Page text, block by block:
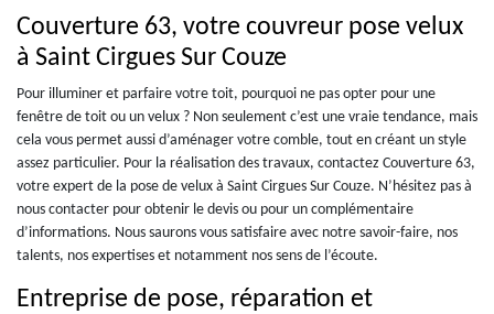
Couverture 63, votre couvreur pose velux
à Saint Cirgues Sur Couze
Pour illuminer et parfaire votre toit, pourquoi ne pas opter pour une
fenêtre de toit ou un velux ? Non seulement c’est une vraie tendance, mais
cela vous permet aussi d’aménager votre comble, tout en créant un style
assez particulier. Pour la réalisation des travaux, contactez Couverture 63,
votre expert de la pose de velux à Saint Cirgues Sur Couze. N’hésitez pas à
nous contacter pour obtenir le devis ou pour un complémentaire
d’informations. Nous saurons vous satisfaire avec notre savoir-faire, nos
talents, nos expertises et notamment nos sens de l’écoute.
Entreprise de pose, réparation et